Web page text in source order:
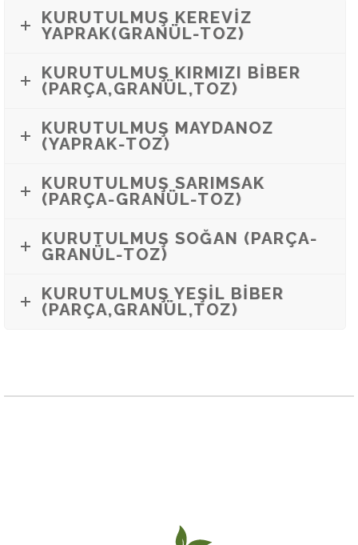
KURUTULMUŞ KEREVİZ
YAPRAK(GRANÜL-TOZ)
KURUTULMUŞ KIRMIZI BİBER
(PARÇA,GRANÜL,TOZ)
KURUTULMUŞ MAYDANOZ
(YAPRAK-TOZ)
KURUTULMUŞ SARIMSAK
(PARÇA-GRANÜL-TOZ)
KURUTULMUŞ SOĞAN (PARÇA-
GRANÜL-TOZ)
KURUTULMUŞ YEŞİL BİBER
(PARÇA,GRANÜL,TOZ)